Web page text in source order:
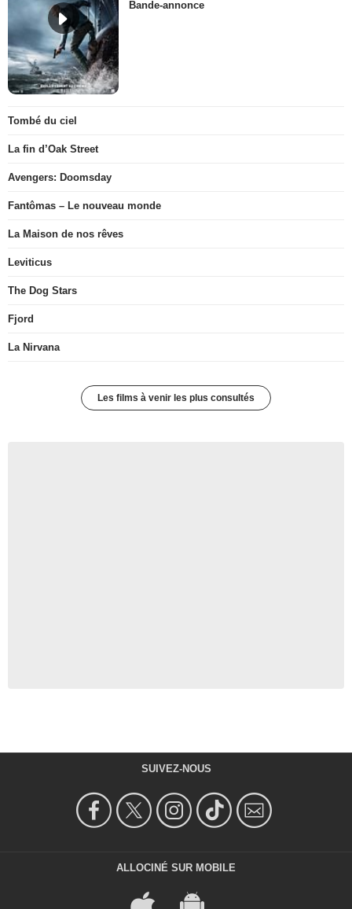
Bande-annonce
Tombé du ciel
La fin d’Oak Street
Avengers: Doomsday
Fantômas – Le nouveau monde
La Maison de nos rêves
Leviticus
The Dog Stars
Fjord
La Nirvana
Les films à venir les plus consultés
SUIVEZ-NOUS
ALLOCINÉ SUR MOBILE